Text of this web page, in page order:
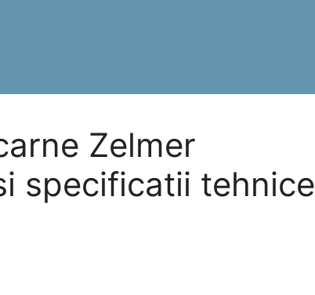
Zelmer
specificatii tehnice